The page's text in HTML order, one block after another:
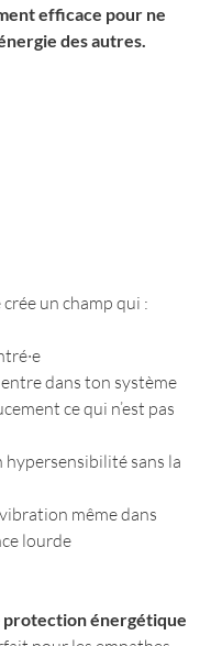
efficace pour ne
des autres.
un champ qui :
dans ton système
ce qui n’est pas
hypersensibilité sans la
même dans
lourde
protection énergétique